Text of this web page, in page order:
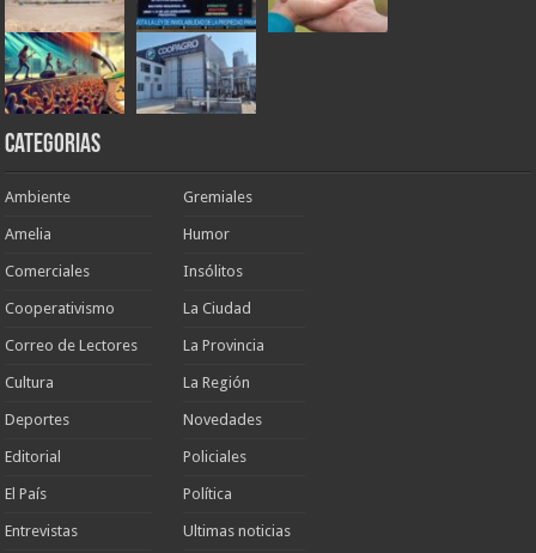
Categorias
Ambiente
Amelia
Comerciales
Cooperativismo
Correo de Lectores
Cultura
Deportes
Editorial
El País
Entrevistas
Gremiales
Humor
Insólitos
La Ciudad
La Provincia
La Región
Novedades
Policiales
Política
Ultimas noticias